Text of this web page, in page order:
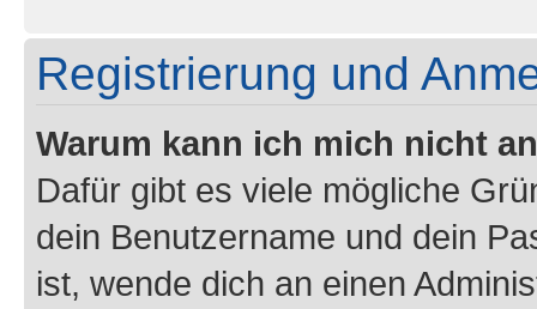
Registrierung und
Warum kann ich mich nicht
Dafür gibt es viele mögliche
dein Benutzername und dein
ist, wende dich an einen